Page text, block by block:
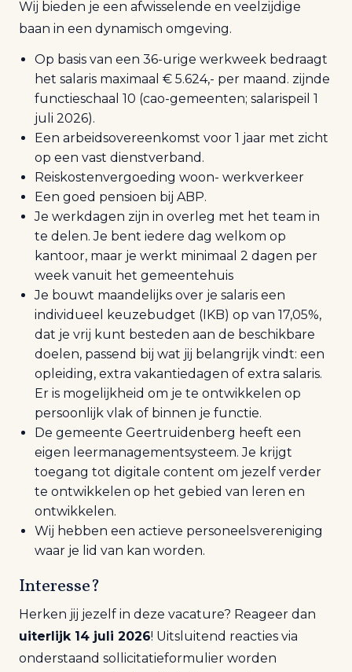
Wij bieden je een afwisselende en veelzijdige
baan in een dynamisch omgeving.
Op basis van een 36-urige werkweek bedraagt
het salaris maximaal € 5.624,- per maand. zijnde
functieschaal 10 (cao-gemeenten; salarispeil 1
juli 2026).
Een arbeidsovereenkomst voor 1 jaar met zicht
op een vast dienstverband.
Reiskostenvergoeding woon- werkverkeer
Een goed pensioen bij ABP.
Je werkdagen zijn in overleg met het team in
te delen. Je bent iedere dag welkom op
kantoor, maar je werkt minimaal 2 dagen per
week vanuit het gemeentehuis
Je bouwt maandelijks over je salaris een
individueel keuzebudget (IKB) op van 17,05%,
dat je vrij kunt besteden aan de beschikbare
doelen, passend bij wat jij belangrijk vindt: een
opleiding, extra vakantiedagen of extra salaris.
Er is mogelijkheid om je te ontwikkelen op
persoonlijk vlak of binnen je functie.
De gemeente Geertruidenberg heeft een
eigen leermanagementsysteem. Je krijgt
toegang tot digitale content om jezelf verder
te ontwikkelen op het gebied van leren en
ontwikkelen.
Wij hebben een actieve personeelsvereniging
waar je lid van kan worden.
Interesse?
Herken jij jezelf in deze vacature? Reageer dan
uiterlijk 14 juli 2026! Uitsluitend reacties via
onderstaand sollicitatieformulier worden